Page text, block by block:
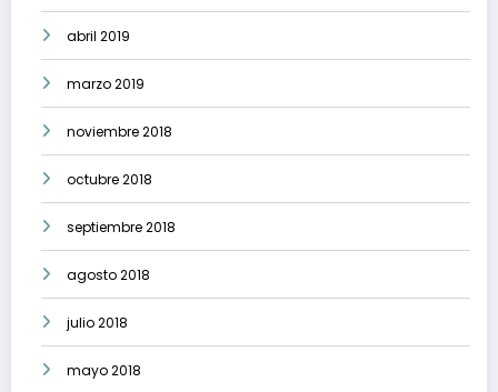
abril 2019
marzo 2019
noviembre 2018
octubre 2018
septiembre 2018
agosto 2018
julio 2018
mayo 2018